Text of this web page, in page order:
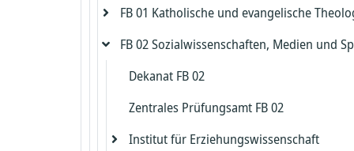
Präsidialbereich
Gleichstellung und Diversität
Biologische Sicherheit und Strahlenschutz
Beauftragter für die Biologische
Strahlenschutz
Vizepräsident für Forschung und
FB 01 Katholische und evangelische
Evangelische Theologie
Dekanat Evangelische Theologie
Studienbüro und Prüfungsamt
Katholische Theologie
Dekanat Katholische Theologie
Abteilung Sprachen
Studienbüro und Prüfungsamt
FB 02 Sozialwissenschaften, Medien und
Dekanat FB 02
Zentrales Prüfungsamt FB 02
Institut für Erziehungswissenschaft